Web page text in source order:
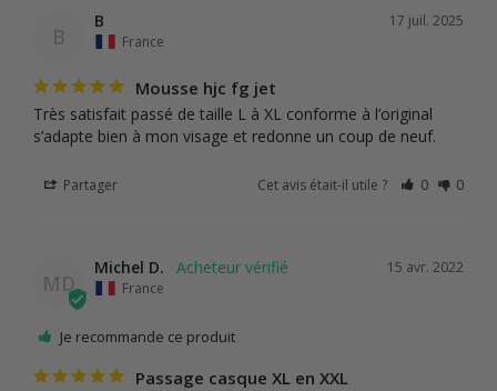
B
17 juil. 2025
B
France
Mousse hjc fg jet
Très satisfait passé de taille L à XL conforme à l’original
s’adapte bien à mon visage et redonne un coup de neuf.
Partager Cet avis était-il utile ? 0 0
MD
15 avr. 2022
Michel D.
France
Je recommande ce produit
Passage casque XL en XXL